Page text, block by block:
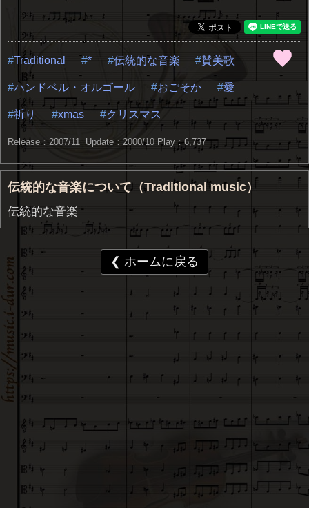
Traditional * 伝統的な音楽 賛美歌
ハンドベル・オルゴール おごそか 愛
祈り xmas クリスマス
Release：2007/11 Update：2000/10 Play：6,737
伝統的な音楽について（Traditional music）
伝統的な音楽
❮ ホームに戻る